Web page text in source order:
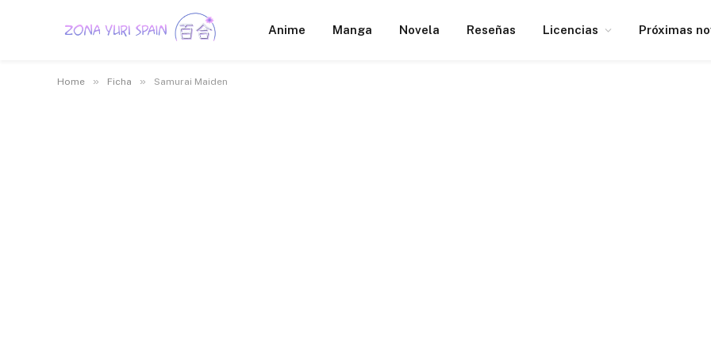
Anime Manga Novela Reseñas Licencias Próximas
Home » Ficha » Samurai Maiden